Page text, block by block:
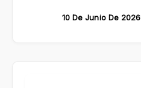
10 De Junio De 2026